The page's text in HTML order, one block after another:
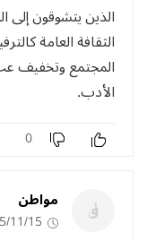
الذين يتشوقون إلى
الثقافة العامة
المجتمع وتخفيف
الأدب.
0
مواطن
15 - 12:02